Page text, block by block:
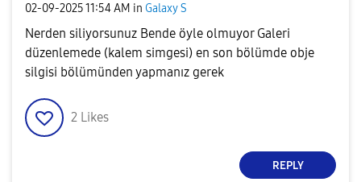
‎02-09-202511:54 AM in Galaxy S
Nerden siliyorsunuz Bende öyle olmuyor Galeri
düzenlemede (kalem simgesi) en son bölümde obje
silgisi bölümünden yapmanız gerek
2 Likes
REPLY